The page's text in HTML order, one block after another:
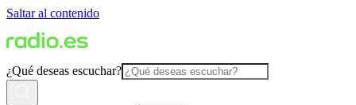
Saltar al contenido
¿Qué deseas escuchar?